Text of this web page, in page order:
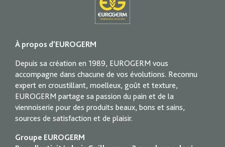
À propos d’EUROGERM
Depuis sa création en 1989, EUROGERM vous
accompagne dans chacune de vos évolutions. Reconnu
expert en croustillant, moelleux, goût et texture,
EUROGERM partage sa passion du pain et de la
viennoiserie pour des produits beaux, bons et sains,
sources de satisfaction et de plaisir.
Groupe EUROGERM